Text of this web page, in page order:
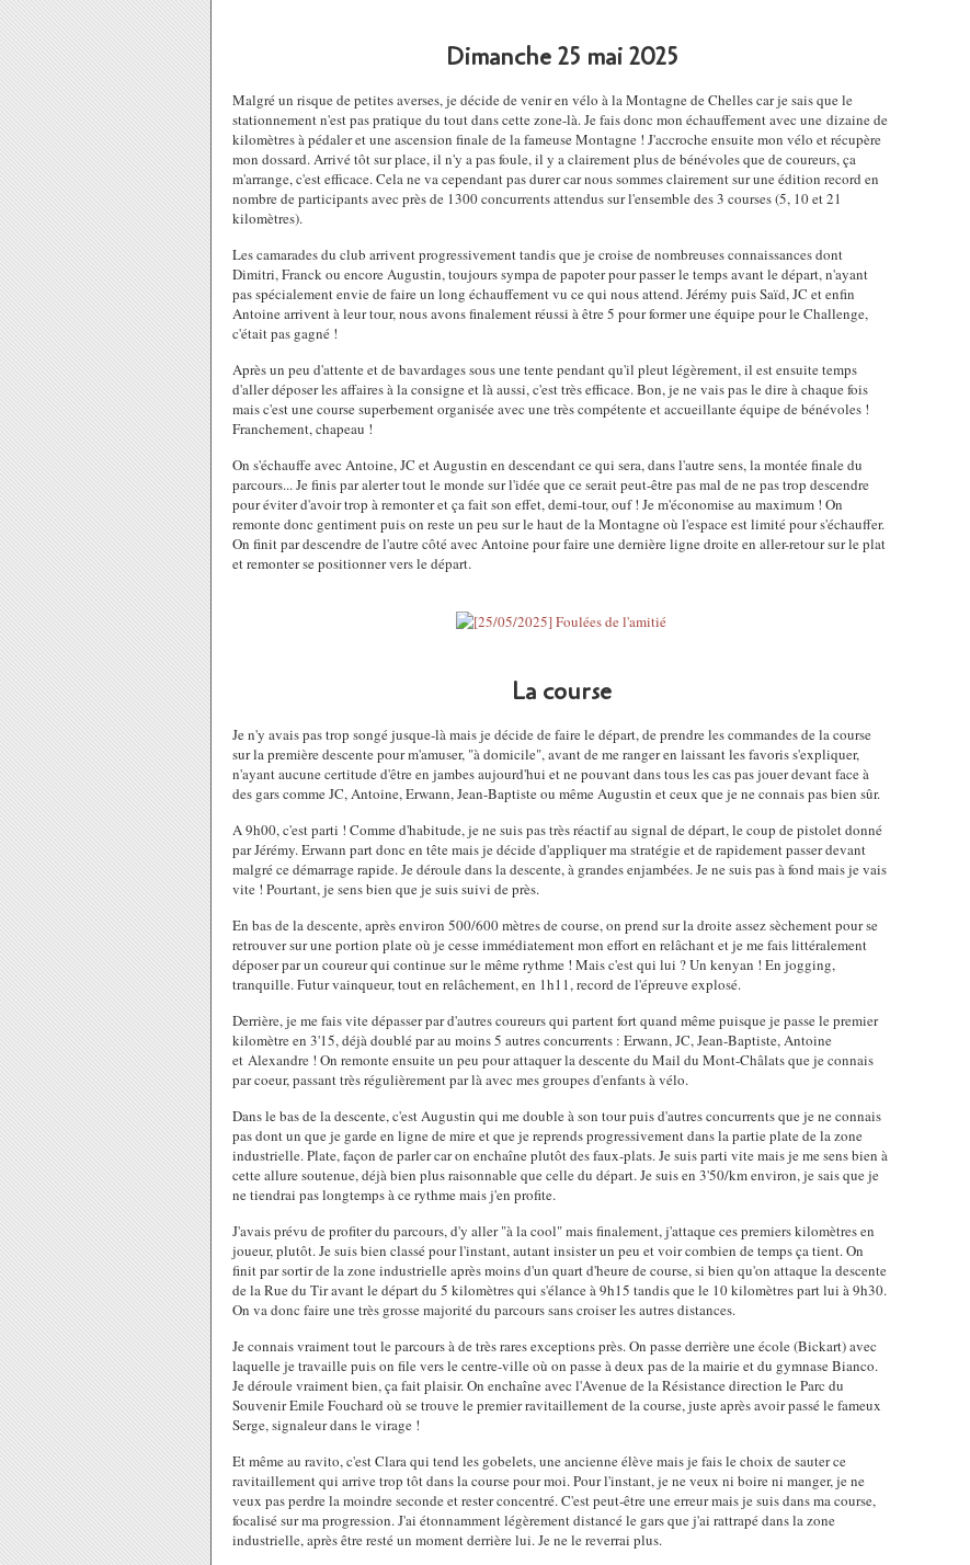
Dimanche 25 mai 2025
Malgré un risque de petites averses, je décide de venir en vélo à la Montagne de Chelles car je sais que le
stationnement n'est pas pratique du tout dans cette zone-là. Je fais donc mon échauffement avec une dizaine de
kilomètres à pédaler et une ascension finale de la fameuse Montagne ! J'accroche ensuite mon vélo et récupère
mon dossard. Arrivé tôt sur place, il n'y a pas foule, il y a clairement plus de bénévoles que de coureurs, ça
m'arrange, c'est efficace. Cela ne va cependant pas durer car nous sommes clairement sur une édition record en
nombre de participants avec près de 1300 concurrents attendus sur l'ensemble des 3 courses (5, 10 et 21
kilomètres).
Les camarades du club arrivent progressivement tandis que je croise de nombreuses connaissances dont
Dimitri, Franck ou encore Augustin, toujours sympa de papoter pour passer le temps avant le départ, n'ayant
pas spécialement envie de faire un long échauffement vu ce qui nous attend. Jérémy puis Saïd, JC et enfin
Antoine arrivent à leur tour, nous avons finalement réussi à être 5 pour former une équipe pour le Challenge,
c'était pas gagné !
Après un peu d'attente et de bavardages sous une tente pendant qu'il pleut légèrement, il est ensuite temps
d'aller déposer les affaires à la consigne et là aussi, c'est très efficace. Bon, je ne vais pas le dire à chaque fois
mais c'est une course superbement organisée avec une très compétente et accueillante équipe de bénévoles !
Franchement, chapeau !
On s'échauffe avec Antoine, JC et Augustin en descendant ce qui sera, dans l'autre sens, la montée finale du
parcours... Je finis par alerter tout le monde sur l'idée que ce serait peut-être pas mal de ne pas trop descendre
pour éviter d'avoir trop à remonter et ça fait son effet, demi-tour, ouf ! Je m'économise au maximum ! On
remonte donc gentiment puis on reste un peu sur le haut de la Montagne où l'espace est limité pour s'échauffer.
On finit par descendre de l'autre côté avec Antoine pour faire une dernière ligne droite en aller-retour sur le plat
et remonter se positionner vers le départ.
La course
Je n'y avais pas trop songé jusque-là mais je décide de faire le départ, de prendre les commandes de la course
sur la première descente pour m'amuser, "à domicile", avant de me ranger en laissant les favoris s'expliquer,
n'ayant aucune certitude d'être en jambes aujourd'hui et ne pouvant dans tous les cas pas jouer devant face à
des gars comme JC, Antoine, Erwann, Jean-Baptiste ou même Augustin et ceux que je ne connais pas bien sûr.
A 9h00, c'est parti ! Comme d'habitude, je ne suis pas très réactif au signal de départ, le coup de pistolet donné
par Jérémy. Erwann part donc en tête mais je décide d'appliquer ma stratégie et de rapidement passer devant
malgré ce démarrage rapide. Je déroule dans la descente, à grandes enjambées. Je ne suis pas à fond mais je vais
vite ! Pourtant, je sens bien que je suis suivi de près.
En bas de la descente, après environ 500/600 mètres de course, on prend sur la droite assez sèchement pour se
retrouver sur une portion plate où je cesse immédiatement mon effort en relâchant et je me fais littéralement
déposer par un coureur qui continue sur le même rythme ! Mais c'est qui lui ? Un kenyan ! En jogging,
tranquille. Futur vainqueur, tout en relâchement, en 1h11, record de l'épreuve explosé.
Derrière, je me fais vite dépasser par d'autres coureurs qui partent fort quand même puisque je passe le premier
kilomètre en 3'15, déjà doublé par au moins 5 autres concurrents : Erwann, JC, Jean-Baptiste, Antoine
et Alexandre ! On remonte ensuite un peu pour attaquer la descente du Mail du Mont-Châlats que je connais
par coeur, passant très régulièrement par là avec mes groupes d'enfants à vélo.
Dans le bas de la descente, c'est Augustin qui me double à son tour puis d'autres concurrents que je ne connais
pas dont un que je garde en ligne de mire et que je reprends progressivement dans la partie plate de la zone
industrielle. Plate, façon de parler car on enchaîne plutôt des faux-plats. Je suis parti vite mais je me sens bien à
cette allure soutenue, déjà bien plus raisonnable que celle du départ. Je suis en 3'50/km environ, je sais que je
ne tiendrai pas longtemps à ce rythme mais j'en profite.
J'avais prévu de profiter du parcours, d'y aller "à la cool" mais finalement, j'attaque ces premiers kilomètres en
joueur, plutôt. Je suis bien classé pour l'instant, autant insister un peu et voir combien de temps ça tient. On
finit par sortir de la zone industrielle après moins d'un quart d'heure de course, si bien qu'on attaque la descente
de la Rue du Tir avant le départ du 5 kilomètres qui s'élance à 9h15 tandis que le 10 kilomètres part lui à 9h30.
On va donc faire une très grosse majorité du parcours sans croiser les autres distances.
Je connais vraiment tout le parcours à de très rares exceptions près. On passe derrière une école (Bickart) avec
laquelle je travaille puis on file vers le centre-ville où on passe à deux pas de la mairie et du gymnase Bianco.
Je déroule vraiment bien, ça fait plaisir. On enchaîne avec l'Avenue de la Résistance direction le Parc du
Souvenir Emile Fouchard où se trouve le premier ravitaillement de la course, juste après avoir passé le fameux
Serge, signaleur dans le virage !
Et même au ravito, c'est Clara qui tend les gobelets, une ancienne élève mais je fais le choix de sauter ce
ravitaillement qui arrive trop tôt dans la course pour moi. Pour l'instant, je ne veux ni boire ni manger, je ne
veux pas perdre la moindre seconde et rester concentré. C'est peut-être une erreur mais je suis dans ma course,
focalisé sur ma progression. J'ai étonnamment légèrement distancé le gars que j'ai rattrapé dans la zone
industrielle, après être resté un moment derrière lui. Je ne le reverrai plus.